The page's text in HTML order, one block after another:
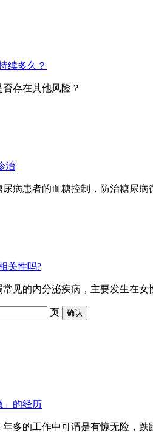
续多久？
存在其他风险？
治
病患者的血糖控制，防治糖尿
关性吗?
见的内分泌疾病，主要发生在
页
」的经历
多的工作中可谓是有惊无险，